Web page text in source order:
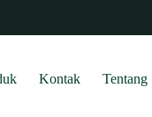
Kontak Tentang